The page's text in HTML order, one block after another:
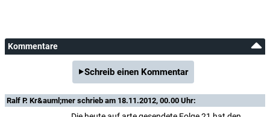
Kommentare
Schreib einen Kommentar
Ralf P. Kr&auml;mer schrieb am 18.11.2012, 00.00 Uhr: